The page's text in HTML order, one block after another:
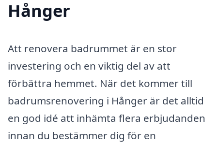
Hånger
Att renovera badrummet är en stor
investering och en viktig del av att
förbättra hemmet. När det kommer till
badrumsrenovering i Hånger är det alltid
en god idé att inhämta flera erbjudanden
innan du bestämmer dig för en